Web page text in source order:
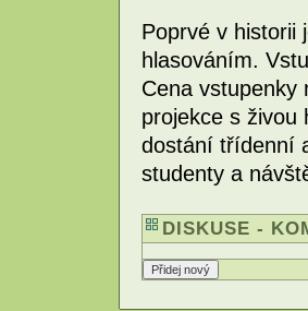
Poprvé v historii
hlasováním.
Cena vstupenky
projekce s živou
dostání třídenní
studenty a
DISKUSE -